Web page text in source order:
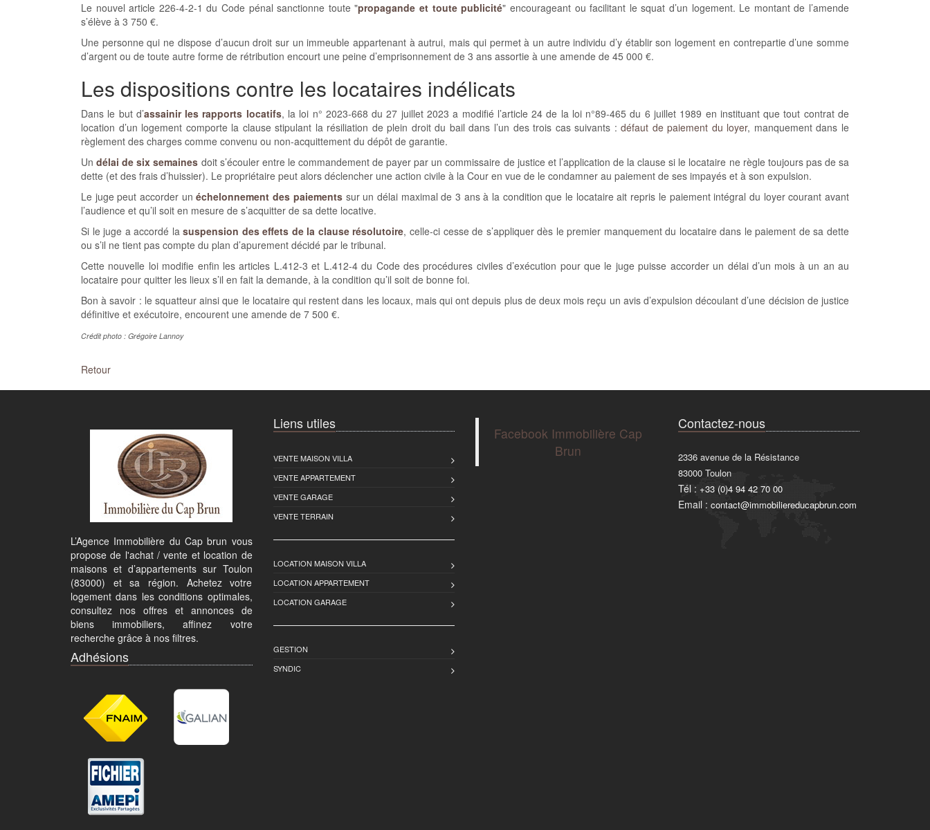
Le nouvel article 226-4-2-1 du Code pénal sanctionne toute "propagande et toute publicité" encourageant ou facilitant le squat d’un logement. Le montant de l’amende
s’élève à 3 750 €.
Une personne qui ne dispose d’aucun droit sur un immeuble appartenant à autrui, mais qui permet à un autre individu d’y établir son logement en contrepartie d’une somme
d’argent ou de toute autre forme de rétribution encourt une peine d’emprisonnement de 3 ans assortie à une amende de 45 000 €.
Les dispositions contre les locataires indélicats
Dans le but d’assainir les rapports locatifs, la loi n° 2023-668 du 27 juillet 2023 a modifié l’article 24 de la loi n°89-465 du 6 juillet 1989 en instituant que tout contrat de
location d’un logement comporte la clause stipulant la résiliation de plein droit du bail dans l’un des trois cas suivants :défaut de paiement du loyer, manquement dans le
règlement des charges comme convenu ou non-acquittement du dépôt de garantie.
Undélai de six semaines doit s’écouler entre le commandement de payer par un commissaire de justice et l’application de la clause si le locataire ne règle toujours pas de sa
dette (et des frais d’huissier). Le propriétaire peut alors déclencher une action civile à la Cour en vue de le condamner au paiement de ses impayés et à son expulsion.
Le juge peut accorder unéchelonnement des paiementssur un délai maximal de 3 ans à la condition que le locataire ait repris le paiement intégral du loyer courant avant
l’audience et qu’il soit en mesure de s’acquitter de sa dette locative.
Si le juge a accordé lasuspension des effets de la clause résolutoire, celle-ci cesse de s’appliquer dès le premier manquement du locataire dans le paiement de sa dette
ou s’il ne tient pas compte du plan d’apurement décidé par le tribunal.
Cette nouvelle loi modifie enfin les articles L.412-3 et L.412-4 du Code des procédures civiles d’exécution pour que le juge puisse accorder un délai d’un mois à un an au
locataire pour quitter les lieux s’il en fait la demande, à la condition qu’il soit de bonne foi.
Bon à savoir : le squatteur ainsi que le locataire qui restent dans les locaux, mais qui ont depuis plus de deux mois reçu un avis d’expulsion découlant d’une décision de justice
définitive et exécutoire, encourent une amende de 7 500 €.
Crédit photo : Grégoire Lannoy
Retour
L’Agence Immobilière du Cap brun vous
propose de l'achat / vente et location de
maisons et d’appartements sur Toulon
(83000) et sa région. Achetez votre
logement dans les conditions optimales,
consultez nos offres et annonces de
biens immobiliers, affinez votre
recherche grâce à nos filtres.
Adhésions
Liens utiles
VENTE MAISON VILLA
VENTE APPARTEMENT
VENTE GARAGE
VENTE TERRAIN
LOCATION MAISON VILLA
LOCATION APPARTEMENT
LOCATION GARAGE
GESTION
SYNDIC
Facebook Immobilière Cap
Brun
Contactez-nous
2336 avenue de la Résistance
83000 Toulon
Tél : +33 (0)4 94 42 70 00
Email : contact@immobiliereducapbrun.com